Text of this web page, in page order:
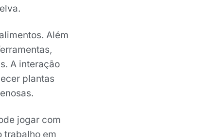
Além
A interação
plantas
jogar com
trabalho em